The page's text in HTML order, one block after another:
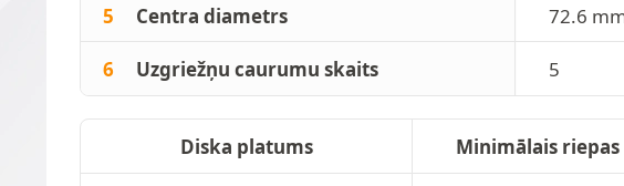
5 Centra diametrs 72.6
6 Uzgriežņu caurumu skaits 5
Diska platums Minimālais